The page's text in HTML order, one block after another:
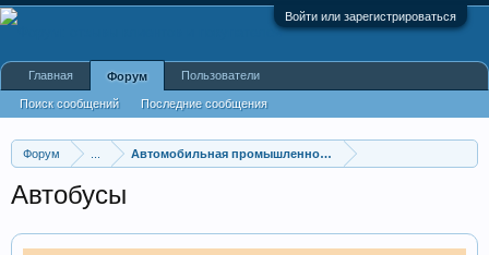
Войти или зарегистрироваться
Форум Автомобильная промышленность
Автобусы
Главная Форум
Поиск сообщений Последние сообщения
Пользователи